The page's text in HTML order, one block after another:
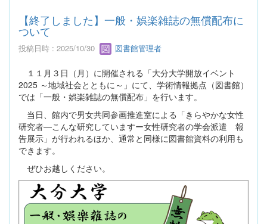
【終了しました】一般・娯楽雑誌の無償配布に
ついて
投稿日時 : 2025/10/30 図書館管理者
１１月３日（月）に開催される「大分大学開放イベント
2025 ～地域社会とともに～」にて、学術情報拠点（図書館）
では「一般・娯楽雑誌の無償配布」を行います。
当日、館内で男女共同参画推進室による「きらやかな女性
研究者―こんな研究していますー女性研究者の学会派遣 報
告展示」が行われるほか、通常と同様に図書館資料の利用も
できます。
ぜひお越しください。